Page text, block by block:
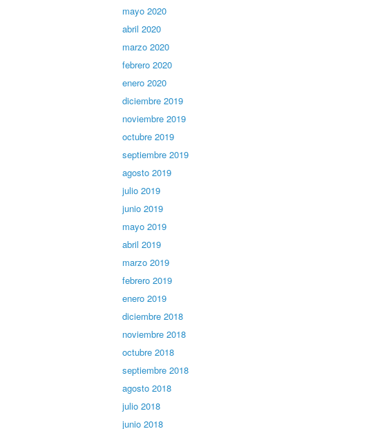
mayo 2020
abril 2020
marzo 2020
febrero 2020
enero 2020
diciembre 2019
noviembre 2019
octubre 2019
septiembre 2019
agosto 2019
julio 2019
junio 2019
mayo 2019
abril 2019
marzo 2019
febrero 2019
enero 2019
diciembre 2018
noviembre 2018
octubre 2018
septiembre 2018
agosto 2018
julio 2018
junio 2018